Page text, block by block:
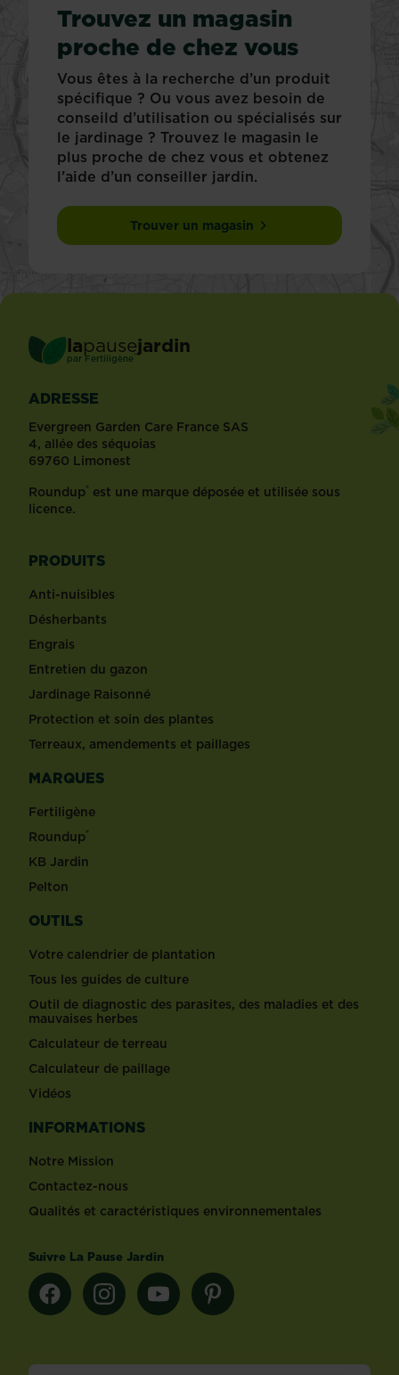
Trouvez un magasin
proche de chez vous
Vous êtes à la recherche d’un produit
spécifique ? Ou vous avez besoin de
conseild d’utilisation ou spécialisés sur
le jardinage ? Trouvez le magasin le
plus proche de chez vous et obtenez
l’aide d’un conseiller jardin.
Trouver un magasin
lapausejardin
par Fertiligène ®
ADRESSE
Evergreen Garden Care France SAS
4, allée des séquoias
69760 Limonest
Roundup® est une marque déposée et utilisée sous
licence.
PRODUITS
Anti-nuisibles
Désherbants
Engrais
Entretien du gazon
Jardinage Raisonné
Protection et soin des plantes
Terreaux, amendements et paillages
MARQUES
Fertiligène
Roundup®
KB Jardin
Pelton
OUTILS
Votre calendrier de plantation
Tous les guides de culture
Outil de diagnostic des parasites, des maladies et des
mauvaises herbes
Calculateur de terreau
Calculateur de paillage
Vidéos
INFORMATIONS
Notre Mission
Contactez-nous
Qualités et caractéristiques environnementales
Suivre La Pause Jardin